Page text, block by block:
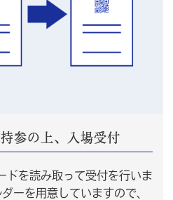
参の上、入場受付
ドを読み取って受付を行いま
ーを用意していますので、